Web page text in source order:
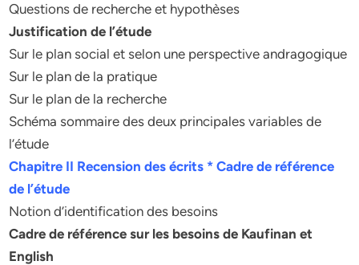
Questions de recherche et hypothèses
Justification de l’étude
Sur le plan social et selon une perspective andragogique
Sur le plan de la pratique
Sur le plan de la recherche
Schéma sommaire des deux principales variables de
l’étude
Chapitre II Recension des écrits * Cadre de référence
de l’étude
Notion d’identification des besoins
Cadre de référence sur les besoins de Kaufinan et
English